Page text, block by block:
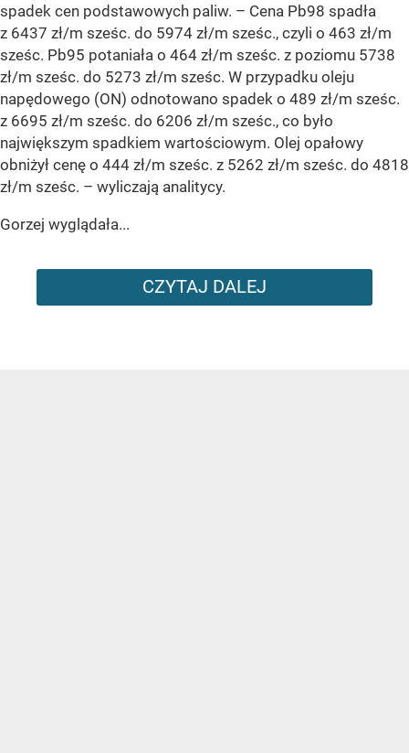
spadek cen podstawowych paliw. – Cena Pb98 spadła
z 6437 zł/m sześc. do 5974 zł/m sześc., czyli o 463 zł/m
sześc. Pb95 potaniała o 464 zł/m sześc. z poziomu 5738
zł/m sześc. do 5273 zł/m sześc. W przypadku oleju
napędowego (ON) odnotowano spadek o 489 zł/m sześc.
z 6695 zł/m sześc. do 6206 zł/m sześc., co było
największym spadkiem wartościowym. Olej opałowy
obniżył cenę o 444 zł/m sześc. z 5262 zł/m sześc. do 4818
zł/m sześc. – wyliczają analitycy.
Gorzej wyglądała...
CZYTAJ DALEJ